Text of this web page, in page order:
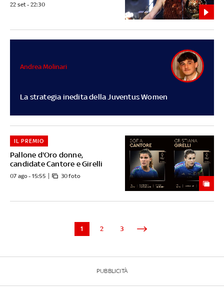
22 set - 22:30
La strategia inedita della Juventus Women
Andrea Molinari
Pallone d'Oro donne,
candidate Cantore e Girelli
IL PREMIO
07 ago - 15:55 30 foto
1 2 3
PUBBLICITÀ